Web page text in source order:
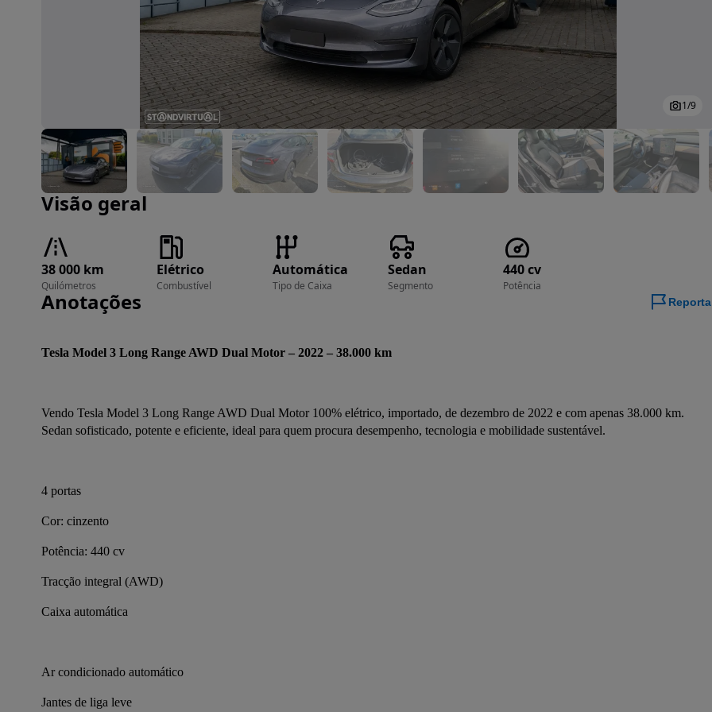
Imagem 1 de 9
1/9
Visão geral
38 000 km
Quilómetros
Elétrico
Combustível
Automática
Tipo de Caixa
Sedan
Segmento
440 cv
Potência
Anotações
Tesla Model 3 Long Range AWD Dual Motor – 2022 – 38.000 km
Vendo Tesla Model 3 Long Range AWD Dual Motor 100% elétrico, importado, de dezembro de 2022 e com apenas 38.000 km.
Sedan sofisticado, potente e eficiente, ideal para quem procura desempenho, tecnologia e mobilidade sustentável.
4 portas
Cor: cinzento
Potência: 440 cv
Tracção integral (AWD)
Caixa automática
Ar condicionado automático
Jantes de liga leve